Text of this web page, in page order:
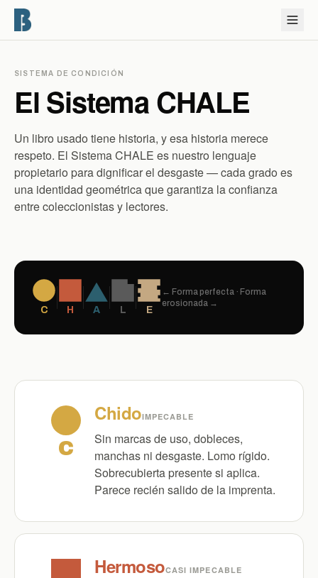
SISTEMA DE CONDICIÓN
El Sistema CHALE
Un libro usado tiene historia, y esa historia merece
respeto. El Sistema CHALE es nuestro lenguaje
propietario para dignificar el desgaste — cada grado es
una identidad geométrica que garantiza la confianza
entre coleccionistas y lectores.
C H A L E
← Forma perfecta · Forma
erosionada →
C
ChidoIMPECABLE
Sin marcas de uso, dobleces,
manchas ni desgaste. Lomo rígido.
Sobrecubierta presente si aplica.
Parece recién salido de la imprenta.
HermosoCASI IMPECABLE